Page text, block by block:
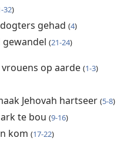
32)
gehad (4)
(21-24)
op aarde (1-3)
Jehovah hartseer (5-8)
te bou (9-16)
kom (17-22)